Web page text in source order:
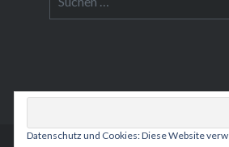
nach:
Datenschutz und Cookies: Diese Website